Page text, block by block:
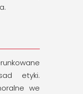
etyki.
we